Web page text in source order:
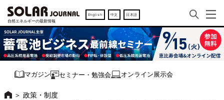
English 中文 日本語
マガジン セミナー・勉強会 オンライン展示会
＞ 政策・制度